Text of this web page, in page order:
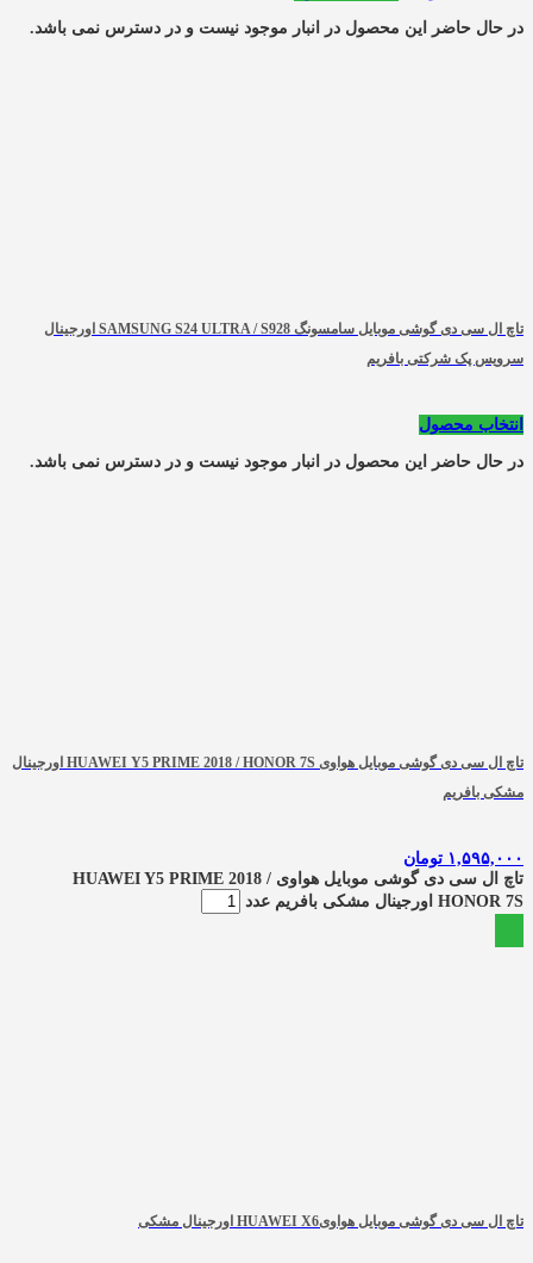
در حال حاضر این محصول در انبار موجود نیست و در دسترس نمی باشد.
تاچ ال سی دی گوشی موبایل سامسونگ SAMSUNG S24 ULTRA / S928 اورجینال
سرویس پک شرکتی بافریم
انتخاب محصول
در حال حاضر این محصول در انبار موجود نیست و در دسترس نمی باشد.
تاچ ال سی دی گوشی موبایل هواوی HUAWEI Y5 PRIME 2018 / HONOR 7S اورجینال
مشکی بافریم
۱,۵۹۵,۰۰۰ تومان
تاچ ال سی دی گوشی موبایل هواوی HUAWEI Y5 PRIME 2018 /
HONOR 7S اورجینال مشکی بافریم عدد
تاچ ال سی دی گوشی موبایل هواویHUAWEI X6 اورجینال مشکی